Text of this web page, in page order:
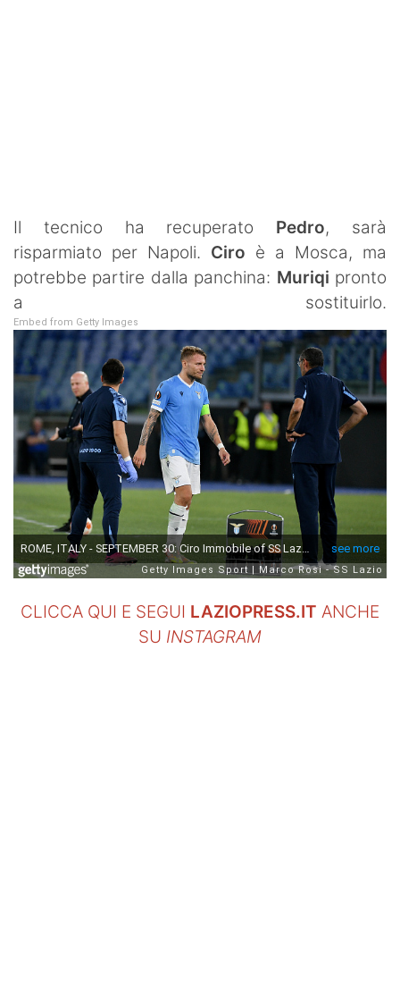
SHOP LAZIO
Contatti
Il tecnico ha recuperato Pedro, sarà
risparmiato per Napoli. Ciro è a Mosca, ma
potrebbe partire dalla panchina: Muriqi pronto
a sostituirlo.
Embed from Getty Images
CLICCA QUI E SEGUI LAZIOPRESS.IT ANCHE
SU INSTAGRAM